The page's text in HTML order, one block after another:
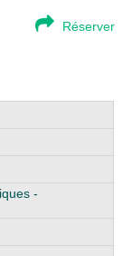
Réserver
-